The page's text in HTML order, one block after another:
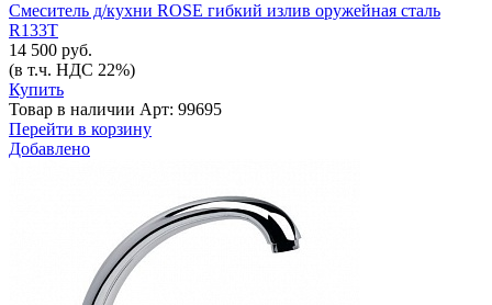
Смеситель д/кухни ROSE гибкий излив оружейная сталь
R133T
14 500 руб.
(в т.ч. НДС 22%)
Купить
Товар в наличии Арт: 99695
Перейти в корзину
Добавлено